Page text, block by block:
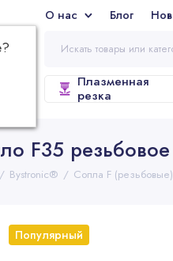
О нас Блог Новости
Плазменная
резка
F35 резьбовое
Bystronic® Сопла F (резьбовые)
Популярный